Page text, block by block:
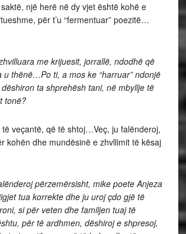
një herë në dy vjet është kohë e
për t’u “fermentuar” poezitë…
me krijuesit, jorrallë, ndodhë që
u thënë…Po ti, a mos ke “harruar” ndonjë
ta shprehësh tani, në mbyllje të
tonë?
veçantë, që të shtoj…Veç, ju falënderoj,
kohën dhe mundësinë e zhvllimit të kësaj
përzemërsisht, mike poete Anjeza
tua korrekte dhe ju uroj çdo gjë të
si për veten dhe familjen tuaj të
për të ardhmen, dëshiroj e shpresoj,